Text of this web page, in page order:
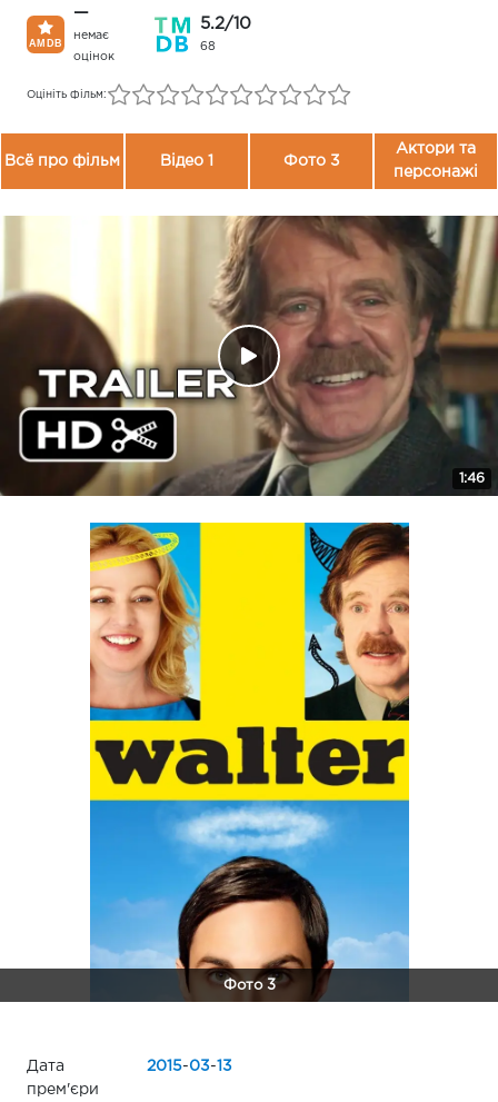
—
немає
оцінок
5.2/10
68
Оцініть фільм:
Всё про фільм Відео 1 Фото 3
Актори та
персонажі
1:46
Фото 3
Дата
прем'єри
2015-03-13